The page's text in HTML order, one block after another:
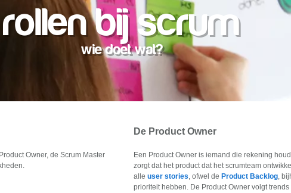
rollen bij scrum
wie doet wat?
Owner, de Scrum Master
De Product Owner
Een Product Owner is iemand die rekening
zorgt dat het product dat het scrumteam
alle user stories, ofwel de Product Backlog,
prioriteit hebben. De Product Owner volgt